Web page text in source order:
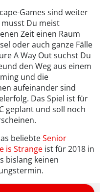
Games sind weiter
Du meist
Zeit einen Raum
oder auch ganze Fälle
A Way Out suchst Du
den Weg aus einem
und die
aufeinander sind
Das Spiel ist für
geplant und soll noch
beliebteSenior
is Strange ist für 2018 in
bislang keinen